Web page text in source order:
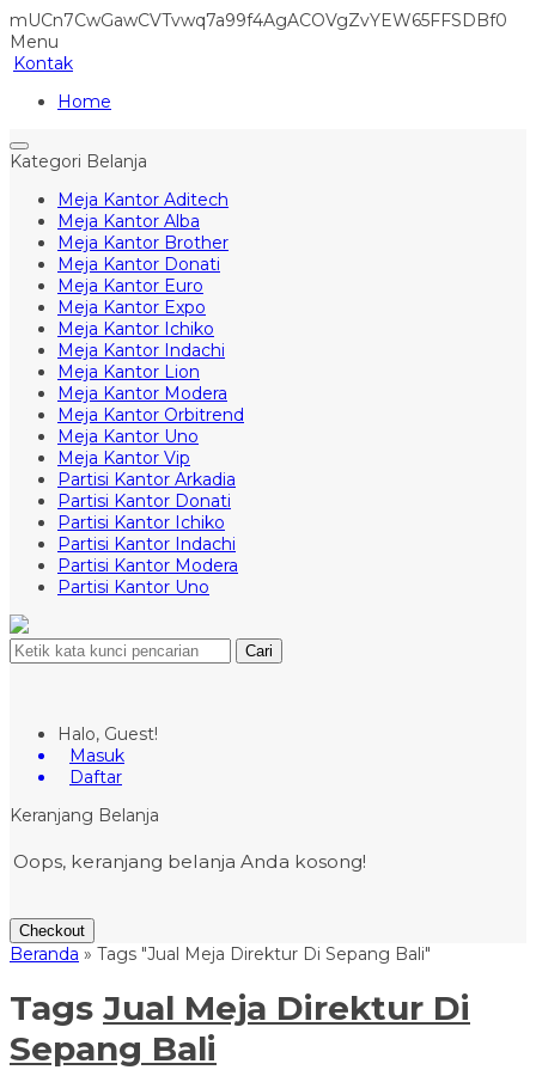
mUCn7CwGawCVTvwq7a99f4AgACOVgZvYEW65FFSDBf0
Menu
Kontak
Home
Kategori Belanja
Meja Kantor Aditech
Meja Kantor Alba
Meja Kantor Brother
Meja Kantor Donati
Meja Kantor Euro
Meja Kantor Expo
Meja Kantor Ichiko
Meja Kantor Indachi
Meja Kantor Lion
Meja Kantor Modera
Meja Kantor Orbitrend
Meja Kantor Uno
Meja Kantor Vip
Partisi Kantor Arkadia
Partisi Kantor Donati
Partisi Kantor Ichiko
Partisi Kantor Indachi
Partisi Kantor Modera
Partisi Kantor Uno
Cari
Halo, Guest!
Masuk
Daftar
Keranjang Belanja
Oops, keranjang belanja Anda kosong!
Checkout
Beranda » Tags "Jual Meja Direktur Di Sepang Bali"
Tags Jual Meja Direktur Di
Sepang Bali